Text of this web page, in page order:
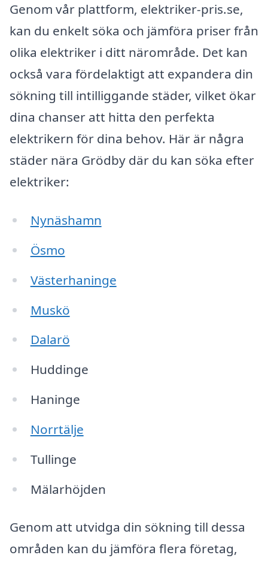
Genom vår plattform, elektriker-pris.se,
kan du enkelt söka och jämföra priser från
olika elektriker i ditt närområde. Det kan
också vara fördelaktigt att expandera din
sökning till intilliggande städer, vilket ökar
dina chanser att hitta den perfekta
elektrikern för dina behov. Här är några
städer nära Grödby där du kan söka efter
elektriker:
Nynäshamn
Ösmo
Västerhaninge
Muskö
Dalarö
Huddinge
Haninge
Norrtälje
Tullinge
Mälarhöjden
Genom att utvidga din sökning till dessa
områden kan du jämföra flera företag,